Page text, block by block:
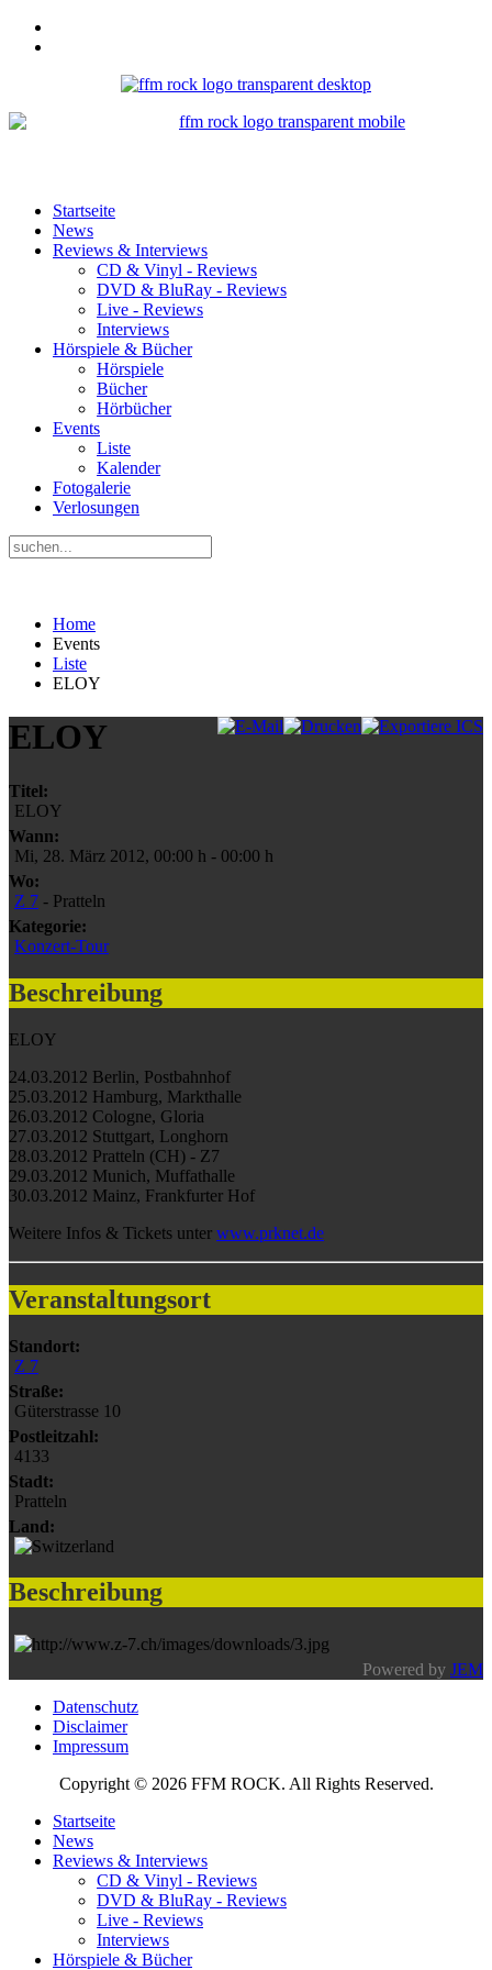
Startseite
News
Reviews & Interviews
CD & Vinyl - Reviews
DVD & BluRay - Reviews
Live - Reviews
Interviews
Hörspiele & Bücher
Hörspiele
Bücher
Hörbücher
Events
Liste
Kalender
Fotogalerie
Verlosungen
Home
Events
Liste
ELOY
ELOY
Titel:
ELOY
Wann:
Mi, 28. März 2012, 00:00 h - 00:00 h
Wo:
Z 7 - Pratteln
Kategorie:
Konzert-Tour
Beschreibung
ELOY
24.03.2012 Berlin, Postbahnhof
25.03.2012 Hamburg, Markthalle
26.03.2012 Cologne, Gloria
27.03.2012 Stuttgart, Longhorn
28.03.2012 Pratteln (CH) - Z7
29.03.2012 Munich, Muffathalle
30.03.2012 Mainz, Frankfurter Hof
Weitere Infos & Tickets unter www.prknet.de
Veranstaltungsort
Standort:
Z 7
Straße:
Güterstrasse 10
Postleitzahl:
4133
Stadt:
Pratteln
Land:
Beschreibung
Powered by JEM
Datenschutz
Disclaimer
Impressum
Copyright © 2026 FFM ROCK. All Rights Reserved.
Startseite
News
Reviews & Interviews
CD & Vinyl - Reviews
DVD & BluRay - Reviews
Live - Reviews
Interviews
Hörspiele & Bücher